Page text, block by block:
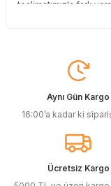
teslimatımızla fark
istiyorsunuz? O halde
Muadil toner
sunacak şekilde test
vermeden bütçenizi
baskılar yapan
akıllı yollarından biri!
Orjinal
Aynı Gün Kargo
16:00’a kadar ki
Ücretsiz Kargo